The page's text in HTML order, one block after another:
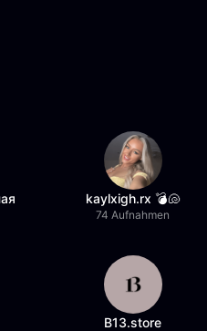
kaylxigh.rx 💣🐚
74 Aufnahmen
B13.store